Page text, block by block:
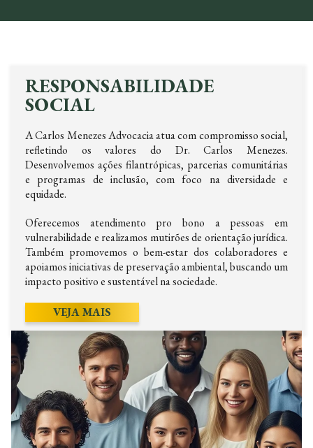
RESPONSABILIDADE
SOCIAL
A Carlos Menezes Advocacia atua com compromisso social,
refletindo os valores do Dr. Carlos Menezes.
Desenvolvemos ações filantrópicas, parcerias comunitárias
e programas de inclusão, com foco na diversidade e
equidade.
Oferecemos atendimento pro bono a pessoas em
vulnerabilidade e realizamos mutirões de orientação jurídica.
Também promovemos o bem-estar dos colaboradores e
apoiamos iniciativas de preservação ambiental, buscando um
impacto positivo e sustentável na sociedade.
VEJA MAIS